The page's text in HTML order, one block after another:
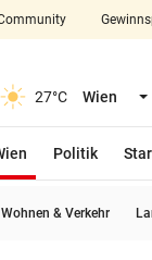
Schließen
27°C Wien
Politik
Wohnen & Verkehr